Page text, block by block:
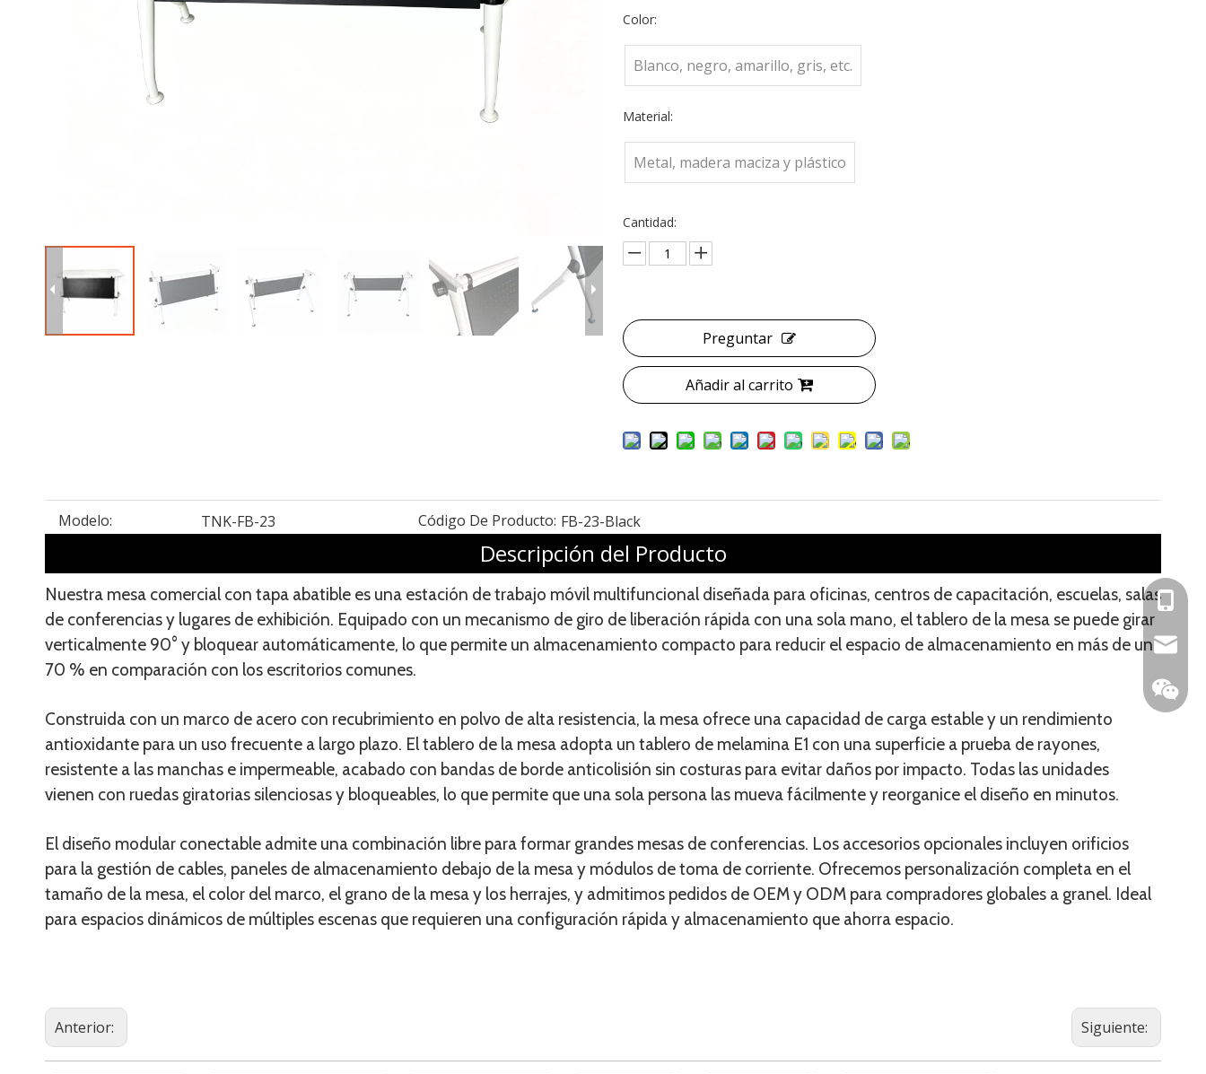
Color:
Blanco, negro, amarillo, gris, etc.
Material:
Metal, madera maciza y plástico
Cantidad:
Preguntar
Añadir al carrito
Modelo: TNK-FB-23 Código De Producto: FB-23-Black
Descripción del Producto
Nuestra mesa comercial con tapa abatible es una estación de trabajo móvil multifuncional diseñada para oficinas, centros de capacitación, escuelas, salas
de conferencias y lugares de exhibición. Equipado con un mecanismo de giro de liberación rápida con una sola mano, el tablero de la mesa se puede girar
verticalmente 90° y bloquear automáticamente, lo que permite un almacenamiento compacto para reducir el espacio de almacenamiento en más de un
70 % en comparación con los escritorios comunes.
Construida con un marco de acero con recubrimiento en polvo de alta resistencia, la mesa ofrece una capacidad de carga estable y un rendimiento
antioxidante para un uso frecuente a largo plazo. El tablero de la mesa adopta un tablero de melamina E1 con una superficie a prueba de rayones,
resistente a las manchas e impermeable, acabado con bandas de borde anticolisión sin costuras para evitar daños por impacto. Todas las unidades
vienen con ruedas giratorias silenciosas y bloqueables, lo que permite que una sola persona las mueva fácilmente y reorganice el diseño en minutos.
El diseño modular conectable admite una combinación libre para formar grandes mesas de conferencias. Los accesorios opcionales incluyen orificios
para la gestión de cables, paneles de almacenamiento debajo de la mesa y módulos de toma de corriente. Ofrecemos personalización completa en el
tamaño de la mesa, el color del marco, el grano de la mesa y los herrajes, y admitimos pedidos de OEM y ODM para compradores globales a granel. Ideal
para espacios dinámicos de múltiples escenas que requieren una configuración rápida y almacenamiento que ahorra espacio.
Anterior: Siguiente:
+86-